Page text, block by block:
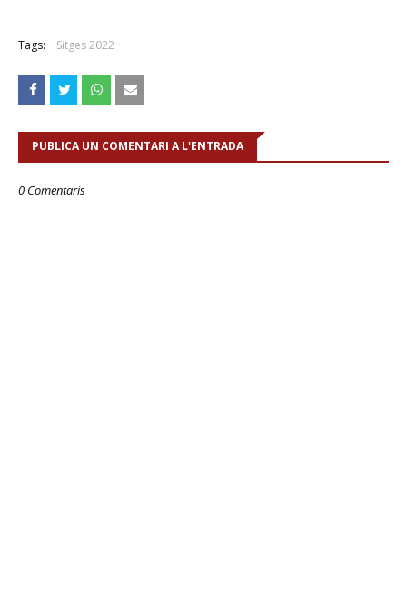
Tags: Sitges 2022
PUBLICA UN COMENTARI A L'ENTRADA
0 Comentaris